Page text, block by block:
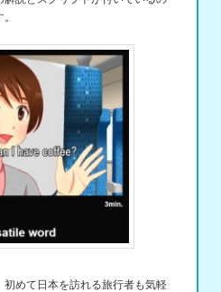
めて日本を訪れる旅行者も気軽